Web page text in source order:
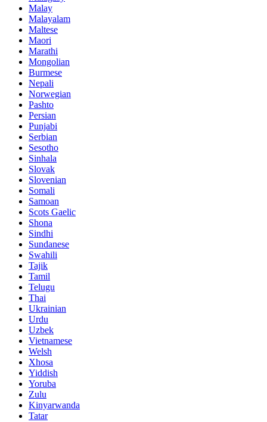
Malay
Malayalam
Maltese
Maori
Marathi
Mongolian
Burmese
Nepali
Norwegian
Pashto
Persian
Punjabi
Serbian
Sesotho
Sinhala
Slovak
Slovenian
Somali
Samoan
Scots Gaelic
Shona
Sindhi
Sundanese
Swahili
Tajik
Tamil
Telugu
Thai
Ukrainian
Urdu
Uzbek
Vietnamese
Welsh
Xhosa
Yiddish
Yoruba
Zulu
Kinyarwanda
Tatar